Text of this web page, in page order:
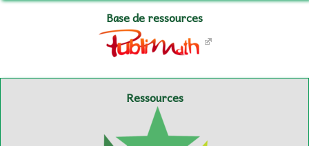
Base de ressources
Ressources